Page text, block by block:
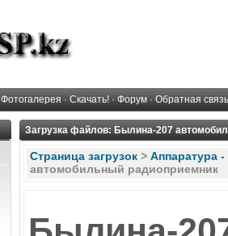
Фотогалерея · Скачать! · Форум · Обратная связь
Загрузка файлов: Былина-207
Страница загрузок > Аппаратура
автомобильный радиоприемник